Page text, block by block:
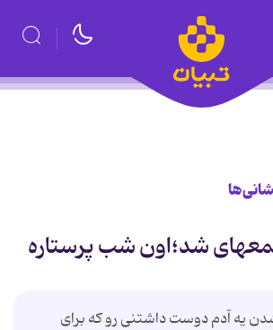
شد؛اون شب پرستاره
یه آدم دوست داشتنی رو که برای